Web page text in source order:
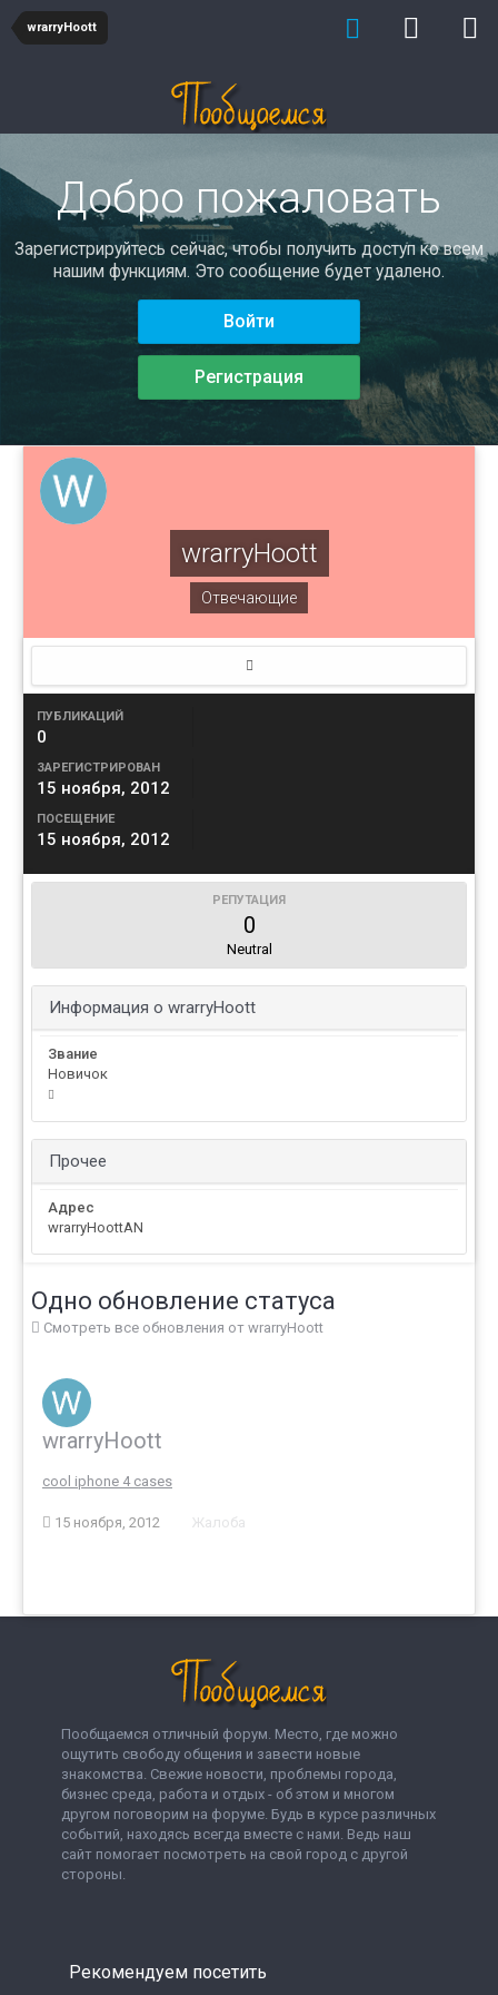
wrarryHoott
Добро пожаловать
Зарегистрируйтесь сейчас, чтобы получить доступ ко всем
нашим функциям. Это сообщение будет удалено.
Войти
Регистрация
wrarryHoott
Отвечающие
ПУБЛИКАЦИЙ
0
ЗАРЕГИСТРИРОВАН
15 ноября, 2012
ПОСЕЩЕНИЕ
15 ноября, 2012
РЕПУТАЦИЯ
0
Neutral
Информация о wrarryHoott
Звание
Новичок
Прочее
Адрес
wrarryHoottAN
Одно обновление статуса
Смотреть все обновления от wrarryHoott
wrarryHoott
cool iphone 4 cases
15 ноября, 2012 Жалоба
Пообщаемся отличный форум. Место, где можно
ощутить свободу общения и завести новые
знакомства. Свежие новости, проблемы города,
бизнес среда, работа и отдых - об этом и многом
другом поговорим на форуме. Будь в курсе различных
событий, находясь всегда вместе с нами. Ведь наш
сайт помогает посмотреть на свой город с другой
стороны.
Рекомендуем посетить